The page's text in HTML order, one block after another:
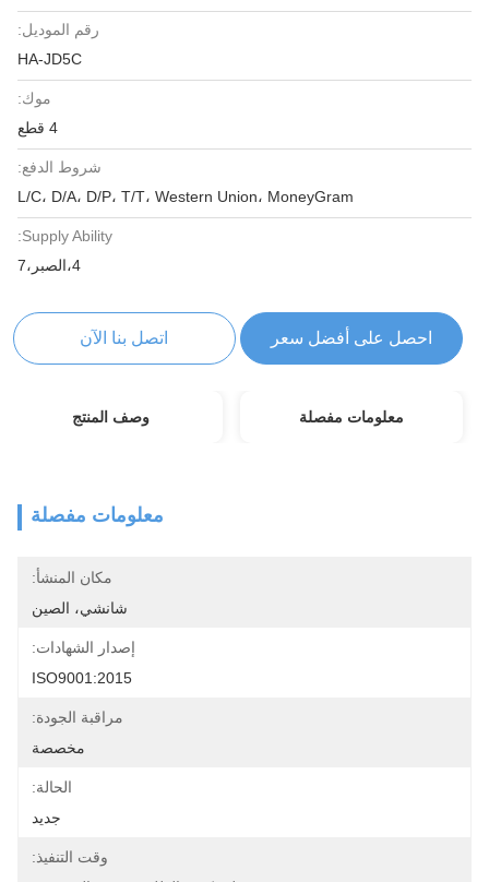
رقم الموديل:
HA-JD5C
موك:
4 قطع
شروط الدفع:
L/C، D/A، D/P، T/T، Western Union، MoneyGram
Supply Ability:
4،الصبر،7
احصل على أفضل سعر اتصل بنا الآن
معلومات مفصلة وصف المنتج
معلومات مفصلة
مكان المنشأ:
شانشي، الصين
إصدار الشهادات:
ISO9001:2015
مراقبة الجودة:
مخصصة
الحالة:
جديد
وقت التنفيذ: